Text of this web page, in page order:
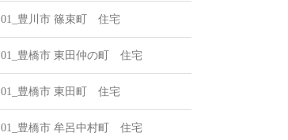
01_豊川市 篠束町 住宅
01_豊橋市 東田仲の町 住宅
01_豊橋市 東田町 住宅
01_豊橋市 牟呂中村町 住宅